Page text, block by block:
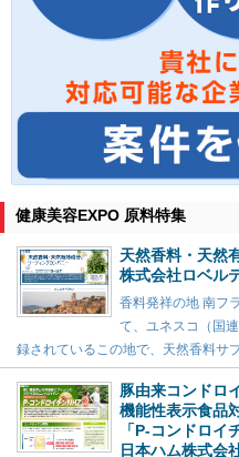
健康美容EXPO 原料特集
天然香料・天然
株式会社ロベル
香料発祥の地 南フ
て、ユネスコ（国
録されているこの地で、天然香料サ
豚由来コンドロ
機能性表示食品
「P-コンドロイ
日本ハム株式会